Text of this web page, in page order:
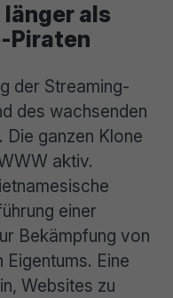
als
Piraten
der Streaming-
des wachsenden
. Die ganzen Klone
aktiv.
einer
Bekämpfung von
Eine
Websites zu